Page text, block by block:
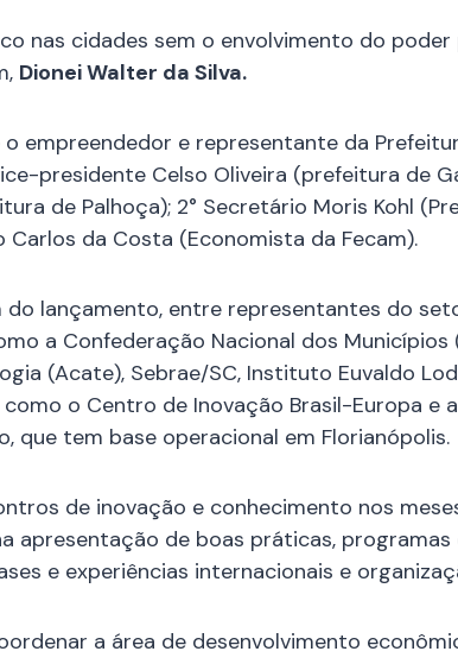
nas cidades sem o envolvimento do poder
Dionei Walter da Silva.
empreendedor e representante da
presidente Celso Oliveira (prefeitura de
de Palhoça); 2° Secretário Moris Kohl
da Costa (Economista da Fecam).
lançamento, entre representantes do
a Confederação Nacional dos Municípios
(Acate), Sebrae/SC, Instituto Euvaldo
como o Centro de Inovação Brasil-Europa e
que tem base operacional em Florianópolis.
de inovação e conhecimento nos
apresentação de boas práticas,
e experiências internacionais e
a área de desenvolvimento